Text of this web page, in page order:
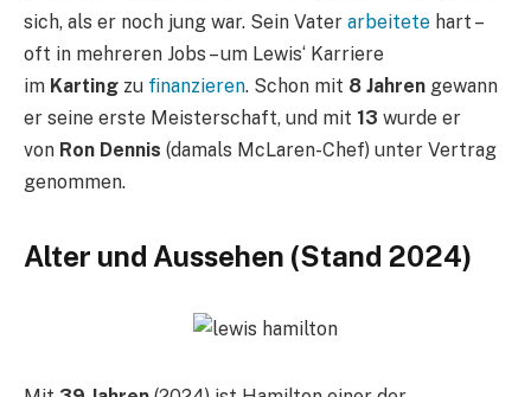
sich, als er noch jung war. Sein Vater arbeitete hart –
oft in mehreren Jobs – um Lewis‘ Karriere
im Karting zu finanzieren. Schon mit 8 Jahren gewann
er seine erste Meisterschaft, und mit 13 wurde er
von Ron Dennis (damals McLaren-Chef) unter Vertrag
genommen.
Alter und Aussehen (Stand 2024)